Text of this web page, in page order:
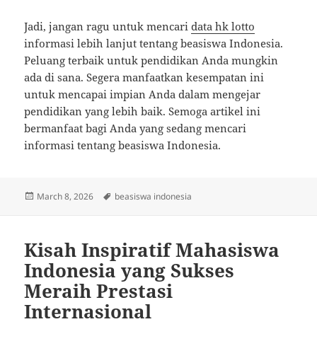
Jadi, jangan ragu untuk mencaridata hk lotto
informasi lebih lanjut tentang beasiswa Indonesia.
Peluang terbaik untuk pendidikan Anda mungkin
ada di sana. Segera manfaatkan kesempatan ini
untuk mencapai impian Anda dalam mengejar
pendidikan yang lebih baik. Semoga artikel ini
bermanfaat bagi Anda yang sedang mencari
informasi tentang beasiswa Indonesia.
Posted
March 8, 2026 Tags
beasiswa indonesia
Kisah Inspiratif Mahasiswa
Indonesia yang Sukses
Meraih Prestasi
Internasional